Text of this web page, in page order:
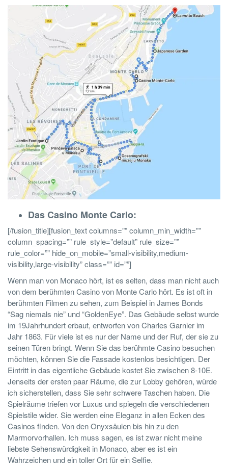
Das Casino Monte Carlo:
[/fusion_title][fusion_text columns=”” column_min_width=””
column_spacing=”” rule_style=”default” rule_size=””
rule_color=”” hide_on_mobile=”small-visibility,medium-
visibility,large-visibility” class=”” id=””]
Wenn man von Monaco hört, ist es selten, dass man nicht auch
von dem berühmten Casino von Monte Carlo hört. Es ist oft in
berühmten Filmen zu sehen, zum Beispiel in James Bonds
“Sag niemals nie” und “GoldenEye”. Das Gebäude selbst wurde
im 19Jahrhunderterbaut, entworfen von Charles Garnier im
Jahr 1863. Für viele ist es nur der Name und der Ruf, der sie zu
seinen Türen bringt. Wenn Sie das berühmte Casino besuchen
möchten, können Sie die Fassade kostenlos besichtigen. Der
Eintritt in das eigentliche Gebäude kostet Sie zwischen 8-10E.
Jenseits der ersten paar Räume, die zur Lobby gehören, würde
ich sicherstellen, dass Sie sehr schwere Taschen haben. Die
Spielräume triefen vor Luxus und spiegeln die verschiedenen
Spielstile wider. Sie werden eine Eleganz in allen Ecken des
Casinos finden. Von den Onyxsäulen bis hin zu den
Marmorvorhallen. Ich muss sagen, es ist zwar nicht meine
liebste Sehenswürdigkeit in Monaco, aber es ist ein
Wahrzeichen und ein toller Ort für ein Selfie.